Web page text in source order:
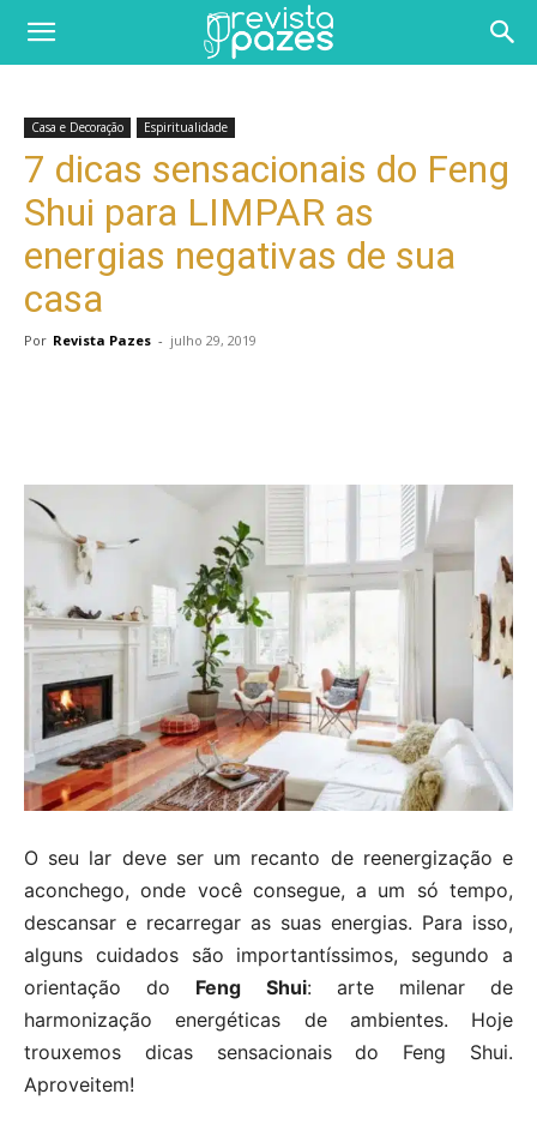
Casa e Decoração Espiritualidade
7 dicas sensacionais do Feng
Shui para LIMPAR as
energias negativas de sua
casa
Por Revista Pazes - julho 29, 2019
O seu lar deve ser um recanto de reenergização e
aconchego, onde você consegue, a um só tempo,
descansar e recarregar as suas energias. Para isso,
alguns cuidados são importantíssimos, segundo a
orientação do Feng Shui: arte milenar de
harmonização energéticas de ambientes. Hoje
trouxemos dicas sensacionais do Feng Shui.
Aproveitem!